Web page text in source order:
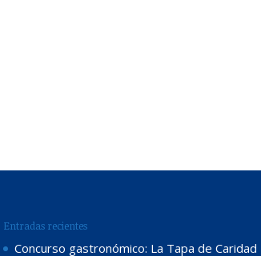
Entradas recientes
Concurso gastronómico: La Tapa de Caridad